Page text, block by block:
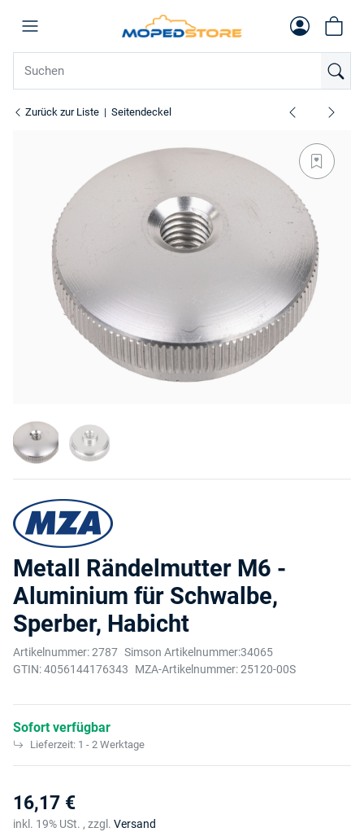
Zurück zur Liste Seitendeckel
Metall Rändelmutter M6 -
Aluminium für Schwalbe,
Sperber, Habicht
Artikelnummer:2787 Simson Artikelnummer:34065
GTIN:4056144176343 MZA-Artikelnummer:25120-00S
Sofort verfügbar
Lieferzeit: 1 - 2 Werktage
16,17 €
inkl. 19% USt. , zzgl. Versand